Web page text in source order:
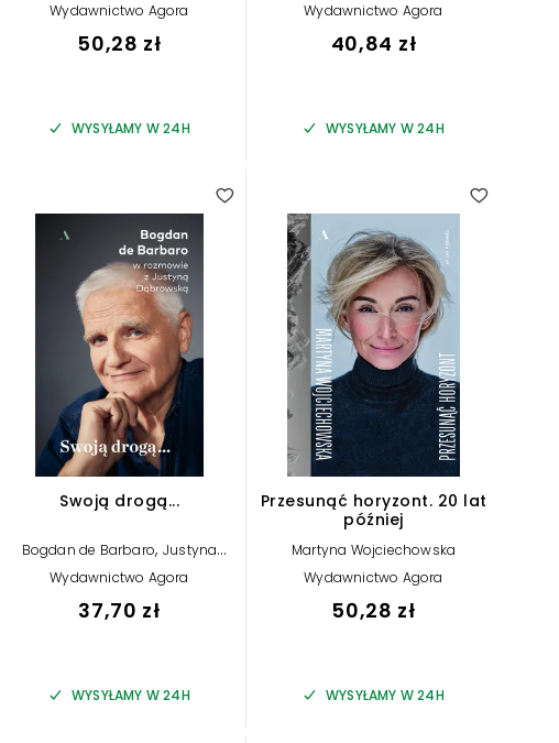
Wydawnictwo Agora
50,28 zł
WYSYŁAMY W 24H
Wydawnictwo Agora
40,84 zł
WYSYŁAMY W 24H
Swoją drogą...
Bogdan de Barbaro,Justyna
Dąbrowska
Wydawnictwo Agora
37,70 zł
WYSYŁAMY W 24H
Przesunąć horyzont. 20 lat
później
Martyna Wojciechowska
Wydawnictwo Agora
50,28 zł
WYSYŁAMY W 24H